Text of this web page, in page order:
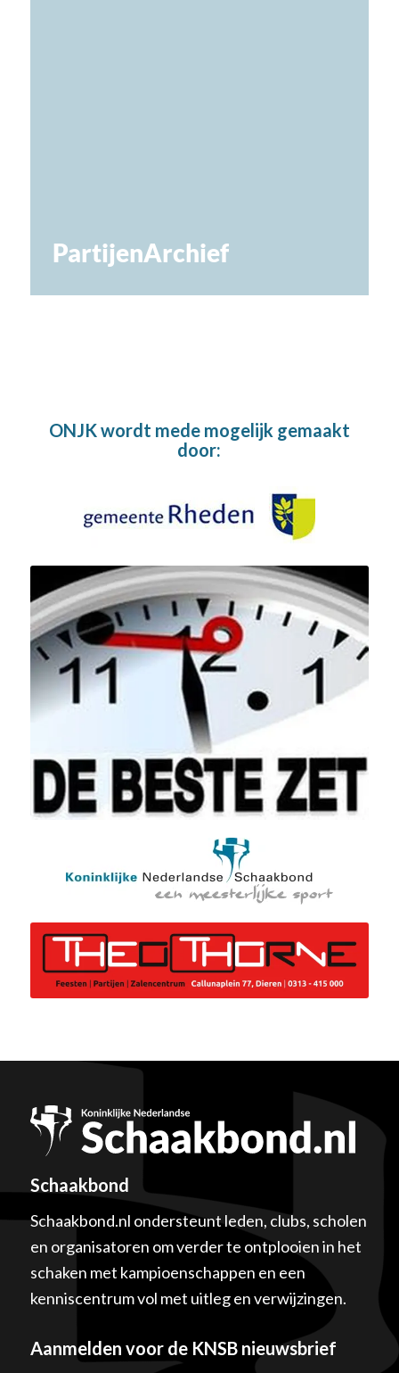
PartijenArchief
ONJK wordt mede mogelijk gemaakt
door:
Schaakbond
Schaakbond.nl ondersteunt leden, clubs, scholen
en organisatoren om verder te ontplooien in het
schaken met kampioenschappen en een
kenniscentrum vol met uitleg en verwijzingen.
Aanmelden voor de KNSB nieuwsbrief